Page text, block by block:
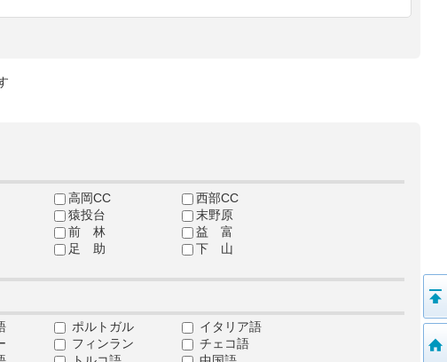
高岡CC
西部CC
猿投台
末野原
前 林
益 富
足 助
下 山
ポルトガル
イタリア語
フィンラン
チェコ語